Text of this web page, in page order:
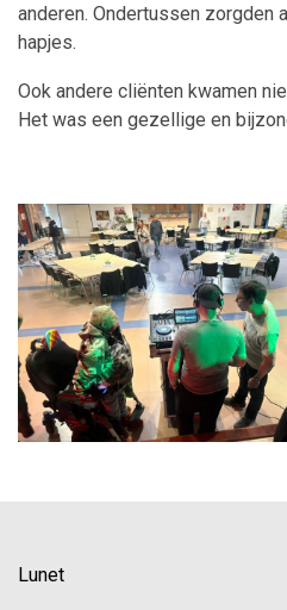
anderen. Ondertussen zorgden
hapjes.
Ook andere cliënten kwamen
Het was een gezellige en
Lunet